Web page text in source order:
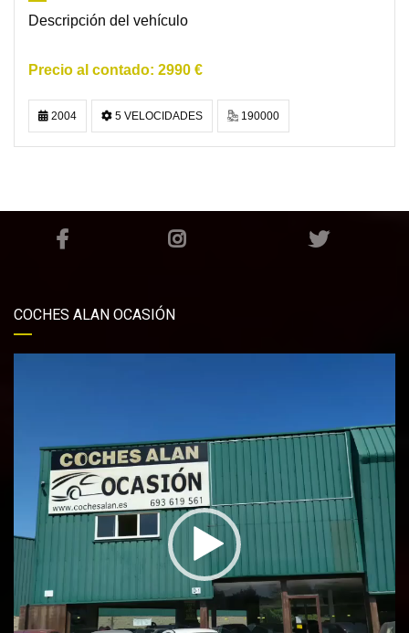
Descripción del vehículo
2990 €
2004 5 VELOCIDADES 190000
COCHES ALAN OCASIÓN